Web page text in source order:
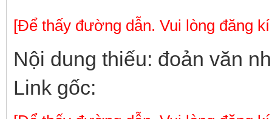
[Để thấy đường dẫn. Vui lòng đăng
Nội dung thiếu: đoản văn
Link gốc: